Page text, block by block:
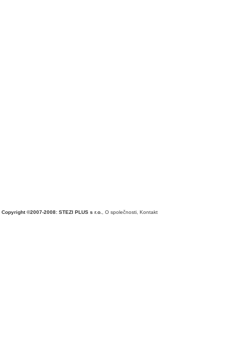
Copyright ©2007-2008: STEZI PLUS s r.o. O společnosti Kontakt